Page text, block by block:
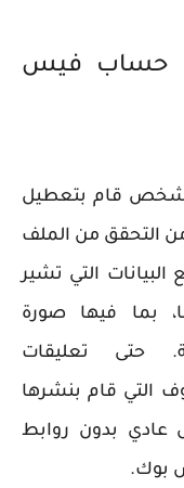
حساب فيس
شخص قام بتعطيل
التحقق من الملف
التي تشير
بما فيها صورة
حتى تعليقات
التي قام بنشرها
بدون روابط
بوك.